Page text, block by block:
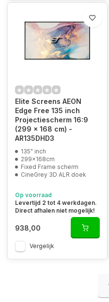
Elite Screens AEON
Edge Free 135 inch
Projectiescherm 16:9
(299 x 168 cm) -
AR135DHD3
135" inch
299x168cm
Fixed Frame scherm
CineGrey 3D ALR doek
Op voorraad
Levertijd 2 tot 4 werkdagen.
Direct afhalen niet mogelijk!
938,00
Vergelijk